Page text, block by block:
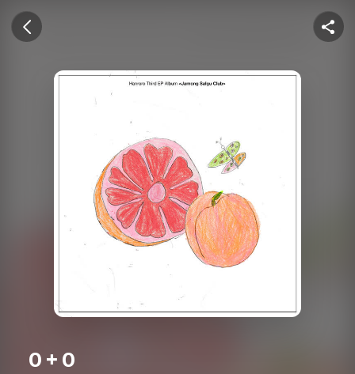
U+뮤직벨링
이전 화면
공유
0＋0